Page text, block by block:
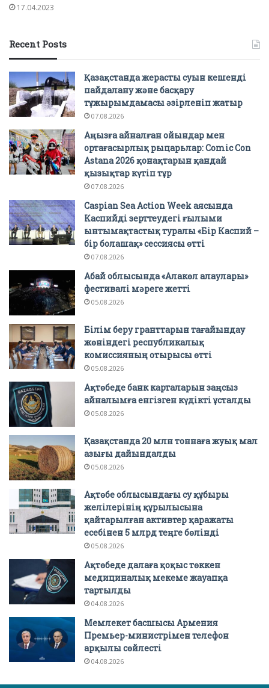
17.04.2023
Recent Posts
Қазақстанда жерасты суын кешенді
пайдалану және басқару
тұжырымдамасы әзірленіп жатыр
07.08.2026
Аңызға айналған ойындар мен
ортағасырлық рыцарьлар: Comic Con
Astana 2026 қонақтарын қандай
қызықтар күтіп тұр
07.08.2026
Caspian Sea Action Week аясында
Каспийді зерттеудегі ғылыми
ынтымақтастық туралы «Бір Каспий –
бір болашақ» сессиясы өтті
07.08.2026
Абай облысында «Алакөл алаулары»
фестивалі мәреге жетті
05.08.2026
Білім беру гранттарын тағайындау
жөніндегі республикалық
комиссияның отырысы өтті
05.08.2026
Ақтөбеде банк карталарын заңсыз
айналымға енгізген күдікті ұсталды
05.08.2026
Қазақстанда 20 млн тоннаға жуық мал
азығы дайындалды
05.08.2026
Ақтөбе облысындағы су құбыры
желілерінің құрылысына
қайтарылған активтер қаражаты
есебінен 5 млрд теңге бөлінді
05.08.2026
Ақтөбеде далаға қоқыс төккен
медициналық мекеме жауапқа
тартылды
04.08.2026
Мемлекет басшысы Армения
Премьер-министрімен телефон
арқылы сөйлесті
04.08.2026